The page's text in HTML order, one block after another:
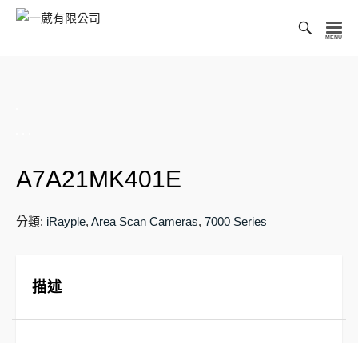
A7A21MK401E
分類: iRayple, Area Scan Cameras, 7000 Series
描述